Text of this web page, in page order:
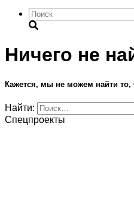
Ничего не
Кажется, мы не можем найти
Найти:
Спецпроекты